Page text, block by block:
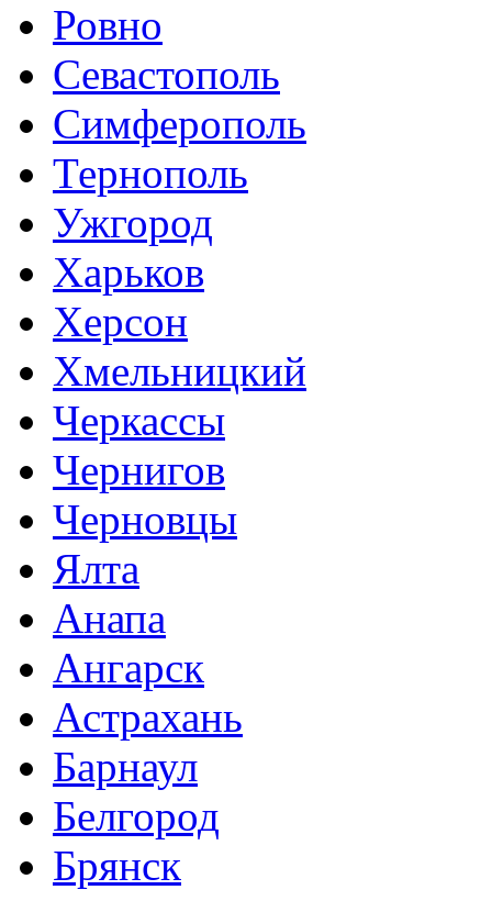
Ровно
Севастополь
Симферополь
Тернополь
Ужгород
Харьков
Херсон
Хмельницкий
Черкассы
Чернигов
Черновцы
Ялта
Анапа
Ангарск
Астрахань
Барнаул
Белгород
Брянск